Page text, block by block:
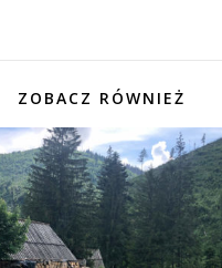
ZOBACZ RÓWNIEŻ